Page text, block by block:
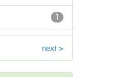
1
next >